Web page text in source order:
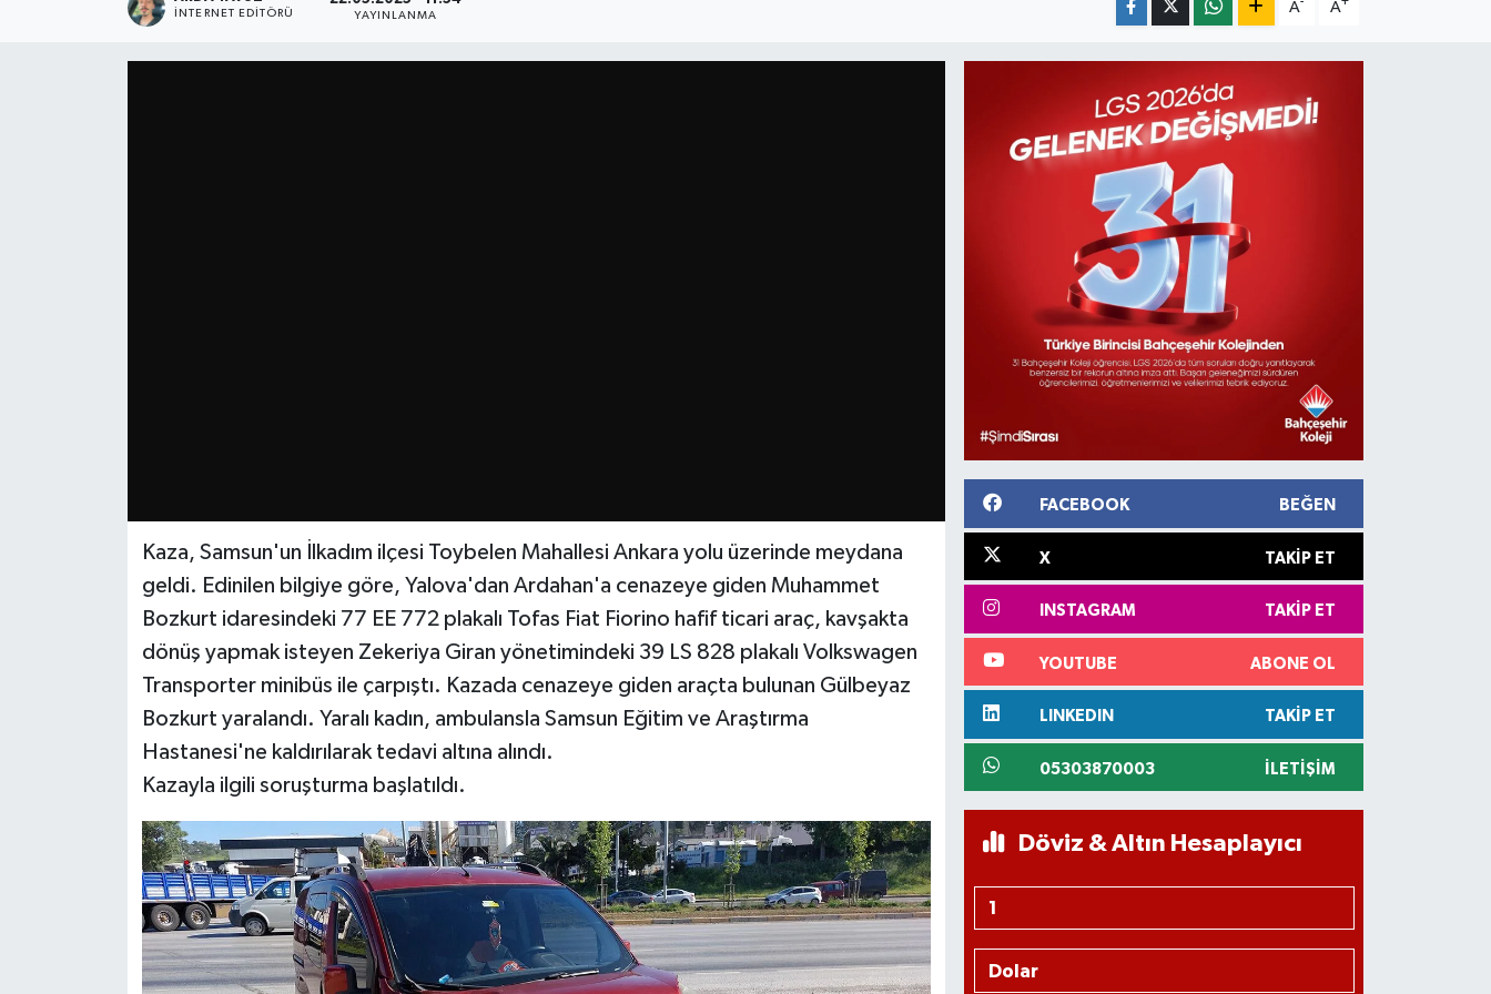
İNTERNET EDITÖRÜ YAYINLANMA
A A
Kaza, Samsun'un İlkadım ilçesi Toybelen Mahallesi Ankara yolu üzerinde meydana
geldi. Edinilen bilgiye göre, Yalova'dan Ardahan'a cenazeye giden Muhammet
Bozkurt idaresindeki 77 EE 772 plakalı Tofas Fiat Fiorino hafif ticari araç, kavşakta
dönüş yapmak isteyen Zekeriya Giran yönetimindeki 39 LS 828 plakalı Volkswagen
Transporter minibüs ile çarpıştı. Kazada cenazeye giden araçta bulunan Gülbeyaz
Bozkurt yaralandı. Yaralı kadın, ambulansla Samsun Eğitim ve Araştırma
Hastanesi'ne kaldırılarak tedavi altına alındı.
Kazayla ilgili soruşturma başlatıldı.
FACEBOOK BEĞEN
X TAKIP ET
INSTAGRAM TAKIP ET
YOUTUBE ABONE OL
LINKEDIN TAKIP ET
05303870003 İLETIŞIM
Döviz & Altın Hesaplayıcı